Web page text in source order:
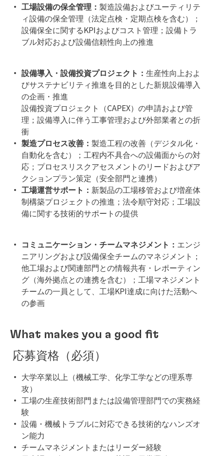
工場設備の保全管理： 製造設備およびユーティリテ
ィ設備の保全管理（法定点検・定期点検を含む）；
設備保全に関するKPIおよびコスト管理；設備トラ
ブル対応および設備信頼性向上の推進
設備導入・設備投資プロジェクト： 生産性向上およ
びサステナビリティ推進を目的とした新規設備導入
の企画・推進
設備投資プロジェクト（CAPEX）の申請および管
理；設備導入に伴う工事管理および外部業者との折
衝
製造プロセス改善： 製造工程の改善（デジタル化・
自動化を含む）；工程内不具合への設備面からの対
応；プロセスリスクアセスメントのリードおよびア
クションプラン策定（安全部門と連携）
工場運営サポート： 新製品の工場移管および増産体
制構築プロジェクトの推進；法令順守対応；工場設
備に関する技術的サポートの提供
コミュニケーション・チームマネジメント： エンジ
ニアリングおよび設備保全チームのマネジメント；
他工場および関連部門との情報共有・レポーティン
グ（海外拠点との連携を含む）；工場マネジメント
チームの一員として、工場KPI達成に向けた活動へ
の参画
What makes you a good fit
応募資格（必須）
大学卒業以上（機械工学、化学工学などの理系専
攻）
工場の生産技術部門または設備管理部門での実務経
験
設備・機械トラブルに対応できる技術的なハンズオ
ン能力
チームマネジメントまたはリーダー経験